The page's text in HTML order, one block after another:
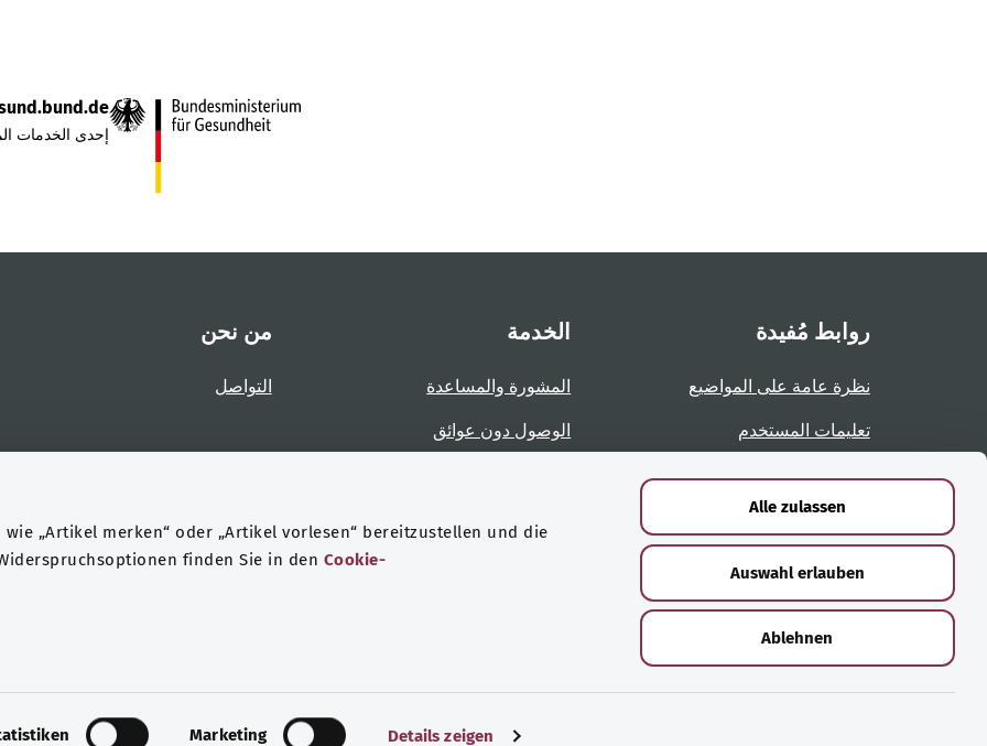
„Artikel merken“ oder „Artikel vorlesen“ bereitzustellen und die
finden Sie in den Cookie-
Marketing Details zeigen
Alle zulassen
Auswahl erlauben
Ablehnen
إحدى الخدمات
روابط مُفيدة
نظرة عامة على المواضيع
تعليمات المستخدم
نظرة عامة على الصفحات
الخدمة
المشورة والمساعدة
الوصول دون عوائق
من نحن
التواصل
الشهادات
هيئة التحرير